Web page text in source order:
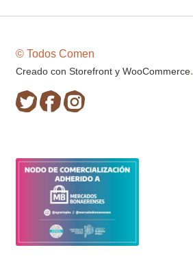
© Todos Comen
Creado con Storefront y WooCommerce.